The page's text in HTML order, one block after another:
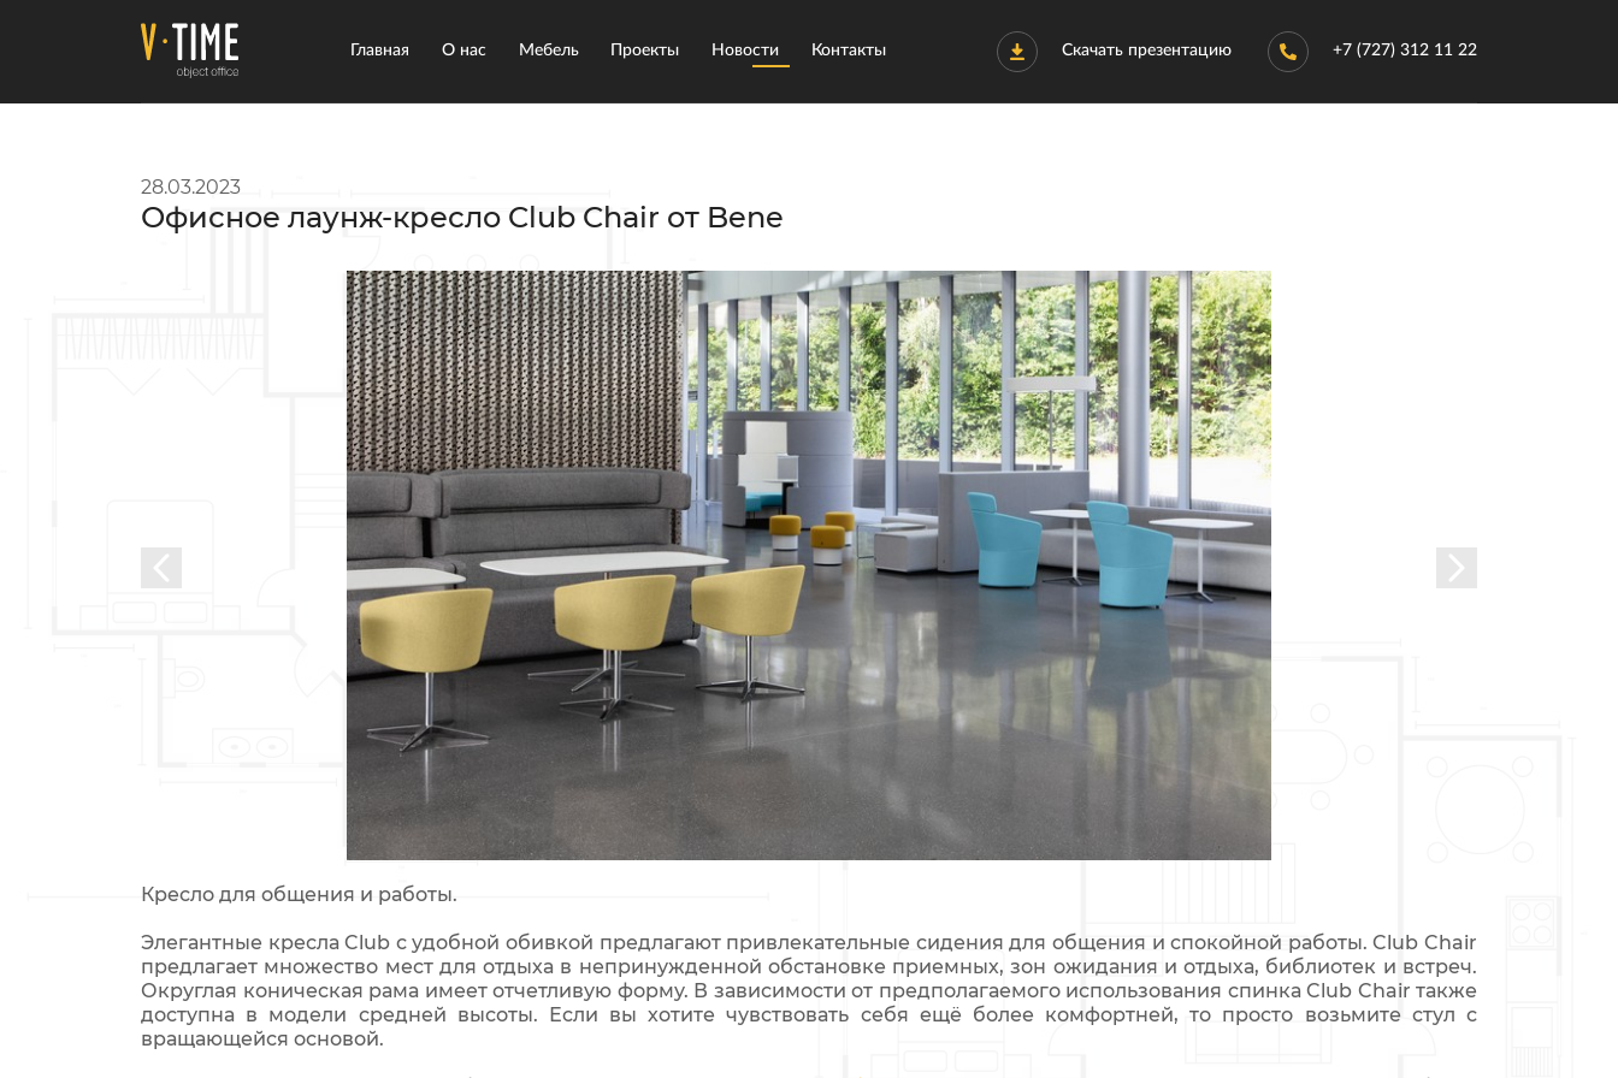
Главная О нас Мебель Проекты Новости Контакты Скачать презентацию +7 (727) 312 11 22
28.03.2023
Офисное лаунж-кресло Club Chair от Bene
Кресло для общения и работы.
Элегантные кресла Club с удобной обивкой предлагают привлекательные сидения для общения и спокойной работы. Club Chair
предлагает множество мест для отдыха в непринужденной обстановке приемных, зон ожидания и отдыха, библиотек и встреч.
Округлая коническая рама имеет отчетливую форму. В зависимости от предполагаемого использования спинка Club Chair также
доступна в модели средней высоты. Если вы хотите чувствовать себя ещё более комфортней, то просто возьмите стул с
вращающейся основой.